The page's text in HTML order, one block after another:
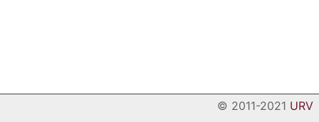
© 2011-2021 URV